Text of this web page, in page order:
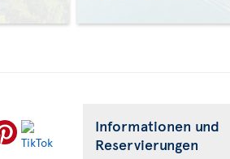
Informationen und
Reservierungen